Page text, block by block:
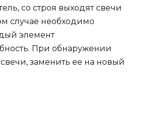
со строя выходят свечи
случае необходимо
элемент
При обнаружении
заменить ее на новый